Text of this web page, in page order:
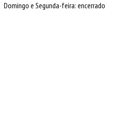
Domingo e Segunda-feira: encerrado